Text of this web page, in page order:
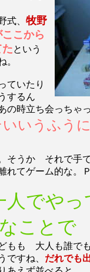
式、 牧野
ここから
という
。
ていたり
するん
の時立ち会っち
いいうふう
。そうか それで手
れてゲーム的な。
人でや
ことで
もも 大人も誰で
ですね、 だれでも